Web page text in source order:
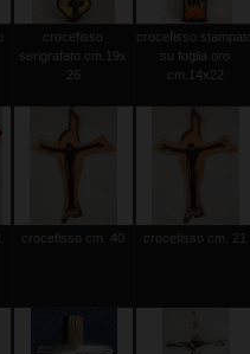
crocefisso
serigrafato cm.19x
26
crocefisso stampato
su foglia oro
cm.14x22
crocefisso cm. 40 crocefisso cm. 21